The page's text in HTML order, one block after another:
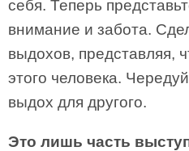
себя. Теперь
внимание и забота.
выдохов, представляя,
этого человека.
выдох для другого.
Это лишь часть